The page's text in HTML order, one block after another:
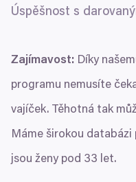
Úspěšnost s
Zajímavost: Díky
programu nemusíte
vajíček. Těhotná tak
Máme širokou databázi
jsou ženy pod 33 let.